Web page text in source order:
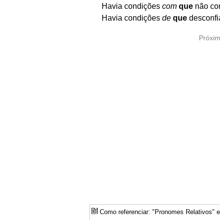
Havia condições com que não
Havia condições de que
Como referenciar: "Pronomes Relativos"